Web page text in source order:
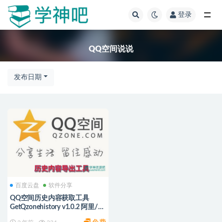
登录
QQ空间说说
发布日期
百度云盘 软件分享
QQ空间历史内容获取工具
GetQzonehistory v1.0.2 阿里/